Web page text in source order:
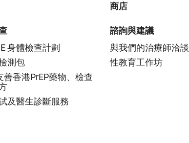
身體檢查計劃
測包
善香港PrEP藥物、檢查
及醫生診斷服務
商店
諮詢與建議
與我們的治療師洽談
性教育工作坊